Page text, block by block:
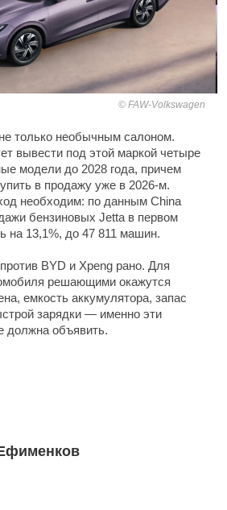
FAW-Volkswagen
только необычным салоном.
вывести под этой маркой четыре
модели до 2028 года, причем
в продажу уже в 2026-м.
необходим: по данным China
бензиновых Jetta в первом
на 13,1%, до 47 811 машин.
BYD и Xpeng рано. Для
решающими окажутся
емкость аккумулятора, запас
зарядки — именно эти
должна объявить.